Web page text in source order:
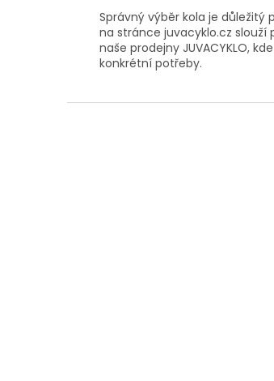
Správný výběr kola je důležitý
na stránce juvacyklo.cz slouží
naše prodejny JUVACYKLO,
konkrétní potřeby.